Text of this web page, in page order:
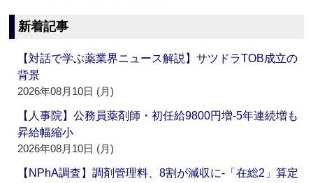
新着記事
【対話で学ぶ薬業界ニュース解説】サツドラTOB成立の
背景
2026年08月10日 (月)
【人事院】公務員薬剤師・初任給9800円増‐5年連続増も
昇給幅縮小
2026年08月10日 (月)
【NPhA調査】調剤管理料、8割が減収に‐「在総2」算定